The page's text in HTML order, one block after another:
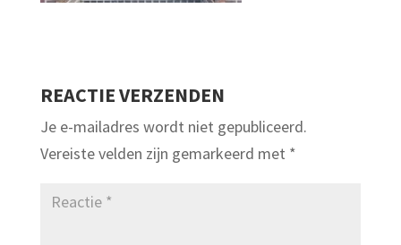
REACTIE VERZENDEN
Je e-mailadres wordt niet gepubliceerd.
Vereiste velden zijn gemarkeerd met *